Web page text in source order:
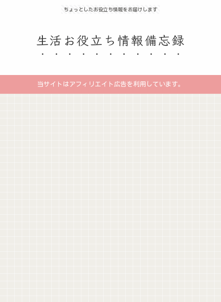
ちょっとしたお役立ち情報をお届けします
生活お役立ち情報備忘録
当サイトはアフィリエイト広告を利用しています。